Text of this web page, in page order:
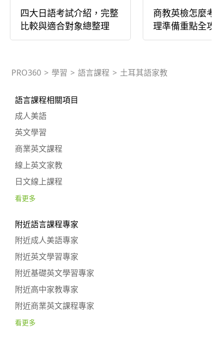
四大日語考試介紹，完整
比較與適合對象總整理
商教英檢怎麼考
理準備重點全攻
PRO360 > 學習 > 語言課程 > 土耳其語家教
語言課程相關項目
成人美語
英文學習
商業英文課程
線上英文家教
日文線上課程
看更多
附近語言課程專家
附近成人美語專家
附近英文學習專家
附近基礎英文學習專家
附近高中家教專家
附近商業英文課程專家
看更多